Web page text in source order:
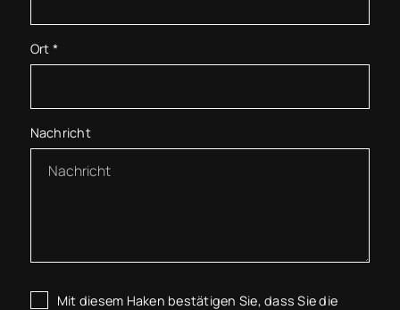
Ort *
Nachricht
Mit diesem Haken bestätigen Sie, dass Sie die